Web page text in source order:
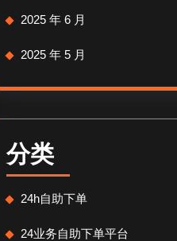
2025 年 6 月
2025 年 5 月
分类
24h自助下单
24业务自助下单平台